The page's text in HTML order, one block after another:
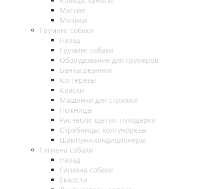
Мягкие
Мячики
Груминг собаки
Назад
Груминг собаки
Оборудование для грумеров
Банты,резинки
Когтерезы
Краски
Машинки для стрижки
Ножницы
Расчески, щетки, пуходерки
Скребницы, колтунорезы
Шампуни,кондиционеры
Гигиена собаки
Назад
Гигиена собаки
Емкости